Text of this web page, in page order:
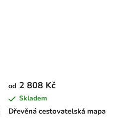
Dřevěná cestovatelská mapa
od 2 808 Kč
Skladem